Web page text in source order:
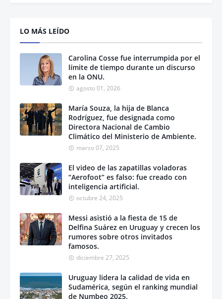
LO MÁS LEÍDO
Carolina Cosse fue interrumpida por el
límite de tiempo durante un discurso
en la ONU.
agosto 01, 2026
María Souza, la hija de Blanca
Rodríguez, fue designada como
Directora Nacional de Cambio
Climático del Ministerio de Ambiente.
marzo 07, 2025
El video de las zapatillas voladoras
“Aerofoot” es falso: fue creado con
inteligencia artificial.
octubre 24, 2025
Messi asistió a la fiesta de 15 de
Delfina Suárez en Uruguay y crecen los
rumores sobre otros invitados
famosos.
diciembre 27, 2025
Uruguay lidera la calidad de vida en
Sudamérica, según el ranking mundial
de Numbeo 2025.